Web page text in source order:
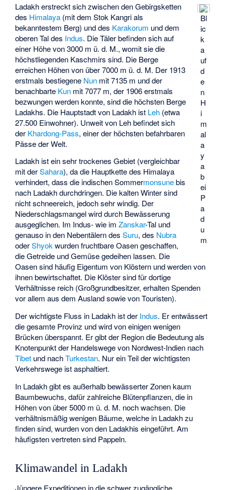
Bl
ic
k
a
uf
d
e
n
H
i
m
al
a
y
a
b
ei
P
a
d
u
m
Ladakh erstreckt sich zwischen den Gebirgsketten
des Himalaya (mit demStok Kangrials
bekanntestem Berg) und des Karakorum und dem
oberen Tal des Indus. Die Täler befinden sich auf
einer Höhe von 3000 m ü. d. M., womit sie die
höchstliegenden Kaschmirs sind. Die Berge
erreichen Höhen von über 7000 m ü. d. M. Der 1913
erstmals bestiegene Nun mit 7135 m und der
benachbarte Kun mit 7077 m, der 1906 erstmals
bezwungen werden konnte, sind die höchsten Berge
Ladakhs. Die Hauptstadt von Ladakh ist Leh (etwa
27.500 Einwohner). Unweit von Leh befindet sich
der Khardong-Pass, einer der höchsten befahrbaren
Pässe der Welt.
Ladakh ist ein sehr trockenes Gebiet (vergleichbar
mit derSahara), da die Hauptkette des Himalaya
verhindert, dass die indischen Sommermonsunebis
nach Ladakh durchdringen. Die kalten Winter sind
nicht schneereich, jedoch sehr windig. Der
Niederschlagsmangel wird durch Bewässerung
ausgeglichen. Im Indus- wie imZanskar-Tal und
genauso in den Nebentälern desSuru, des Nubra
oderShyokwurden fruchtbare Oasen geschaffen,
die Getreide und Gemüse gedeihen lassen. Die
Oasen sind häufig Eigentum von Klöstern und werden von
ihnen bewirtschaftet. Die Klöster sind für dortige
Verhältnisse reich (Großgrundbesitzer, erhalten Spenden
vor allem aus dem Ausland sowie von Touristen).
Der wichtigste Fluss in Ladakh ist der Indus. Er entwässert
die gesamte Provinz und wird von einigen wenigen
Brücken überspannt. Er gibt der Region die Bedeutung als
Knotenpunkt der Handelswege von Nordwest-Indien nach
Tibet und nachTurkestan. Nur ein Teil der wichtigsten
Verkehrswege ist asphaltiert.
In Ladakh gibt es außerhalb bewässerter Zonen kaum
Baumbewuchs, dafür zahlreiche Blütenpflanzen, die in
Höhen von über 5000 m ü. d. M. noch wachsen. Die
verhältnismäßig wenigen Bäume, welche in Ladakh zu
finden sind, wurden von den Ladakhis eingeführt. Am
häufigsten vertreten sind Pappeln.
Klimawandel in Ladakh
Jüngere Expeditionen in die schwer zugängliche